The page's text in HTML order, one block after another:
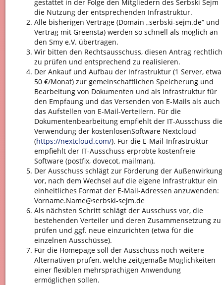
gestattet in der Folge den Mitgliedern des Serbski Sejm
die Nutzung der entsprechenden Infrastruktur.
Alle bisherigen Verträge (Domain „serbski-sejm.de“ und
Vertrag mit Greensta) werden so schnell als möglich an
den Smy e.V. übertragen.
Wir bitten den Rechtsausschuss, diesen Antrag rechtlich
zu prüfen und entsprechend zu realisieren.
Der Ankauf und Aufbau der Infrastruktur (1 Server, etwa
50 €/Monat) zur gemeinschaftlichen Speicherung und
Bearbeitung von Dokumenten und als Infrastruktur für
den Empfaung und das Versenden von E-Mails als auch
das Aufstellen von E-Mail-Verteilern. Für die
Dokumentenbearbeitung empfiehlt der IT-Ausschuss
Verwendung der kostenlosenSoftware Nextcloud
(https://nextcloud.com/). Für die E-Mail-Infrastruktur
empfiehlt der IT-Ausschuss erprobte kostenfreie
Software (postfix, dovecot, mailman).
Der Ausschuss schlägt zur Förderung der Außenwirkung
vor, nach dem Wechsel auf die eigene Infrastruktur ein
einheitliches Format der E-Mail-Adressen anzuwenden:
Vorname.Name@serbski-sejm.de
Als nächsten Schritt schlägt der Ausschuss vor, die
bestehenden Verteiler und deren Zusammensetzung zu
prüfen und ggf. neue einzurichten (etwa für die
einzelnen Ausschüsse).
Für die Homepage soll der Ausschuss noch weitere
Alternativen prüfen, welche zeitgemäße Möglichkeiten
einer flexiblen mehrsprachigen Anwendung
ermöglichen sollen.